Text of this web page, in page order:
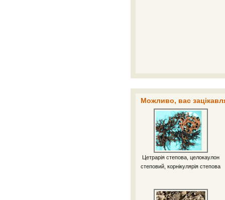
Можливо, вас
Цетрарія степова, целокаулон
степовий, корнікулярія степова